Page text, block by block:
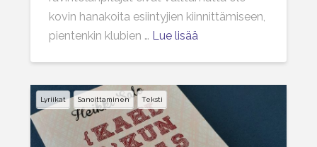
kovin hanakoita esiintyjien kiinnittämiseen,
pientenkin klubien … Lue lisää
Lyriikat Sanoittaminen Teksti